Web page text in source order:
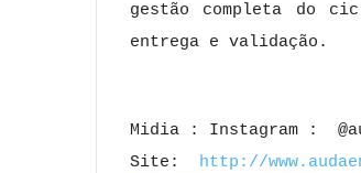
gestão completa do
entrega e validação.
Midia : Instagram :
Site: http://www.